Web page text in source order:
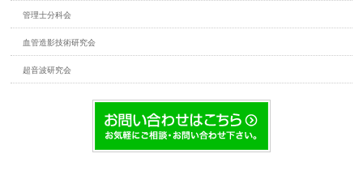
管理士分科会
血管造影技術研究会
超音波研究会